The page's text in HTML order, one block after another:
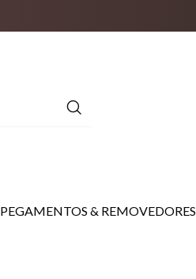
PEGAMENTOS & REMOVEDORES